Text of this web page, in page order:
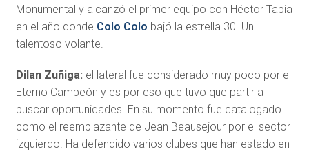
Monumental y alcanzó el primer equipo con Héctor Tapia
en el año donde Colo Colo bajó la estrella 30. Un
talentoso volante.
Dilan Zuñiga: el lateral fue considerado muy poco por el
Eterno Campeón y es por eso que tuvo que partir a
buscar oportunidades. En su momento fue catalogado
como el reemplazante de Jean Beausejour por el sector
izquierdo. Ha defendido varios clubes que han estado en